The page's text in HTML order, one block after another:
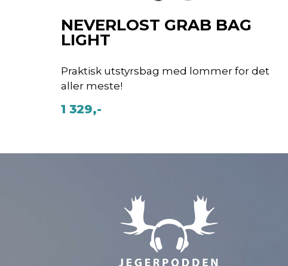
NEVERLOST GRAB BAG
LIGHT
Praktisk utstyrsbag med lommer for det
aller meste!
1 329,-